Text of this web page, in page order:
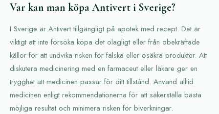
Var kan man köpa Antivert i Sverige?
I Sverige är Antivert tillgängligt på apotek med recept. Det är
viktigt att inte försöka köpa det olagligt eller från obekräftade
källor för att undvika risken för falska eller osäkra produkter. Att
diskutera medicinering med en farmaceut eller läkare ger en
trygghet att medicinen passar för ditt tillstånd. Använd alltid
medicinen enligt rekommendationerna för att säkerställa bästa
möjliga resultat och minimera risken för biverkningar.